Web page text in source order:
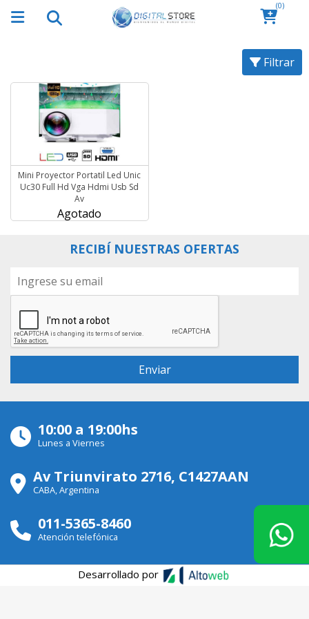
(0)
Filtrar
Mini Proyector Portatil Led Unic
Uc30 Full Hd Vga Hdmi Usb Sd
Av
Agotado
RECIBÍ NUESTRAS OFERTAS
10:00 a 19:00hs
Lunes a Viernes
Av Triunvirato 2716, C1427AAN
CABA, Argentina
011-5365-8460
Atención telefónica
Desarrollado por